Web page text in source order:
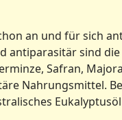
an und für sich
sind
Safran,
Nahrungsmittel.